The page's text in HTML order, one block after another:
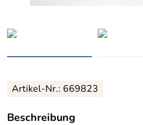
Artikel-Nr.: 669823
Beschreibung